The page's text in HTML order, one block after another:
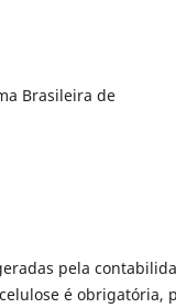
Brasileira de
pela
é obrigatória,